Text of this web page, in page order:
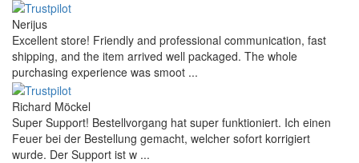
Nerijus
Excellent store! Friendly and professional communication, fast
shipping, and the item arrived well packaged. The whole
purchasing experience was smoot ...
Richard Möckel
Super Support! Bestellvorgang hat super funktioniert. Ich einen
Feuer bei der Bestellung gemacht, welcher sofort korrigiert
wurde. Der Support ist w ...